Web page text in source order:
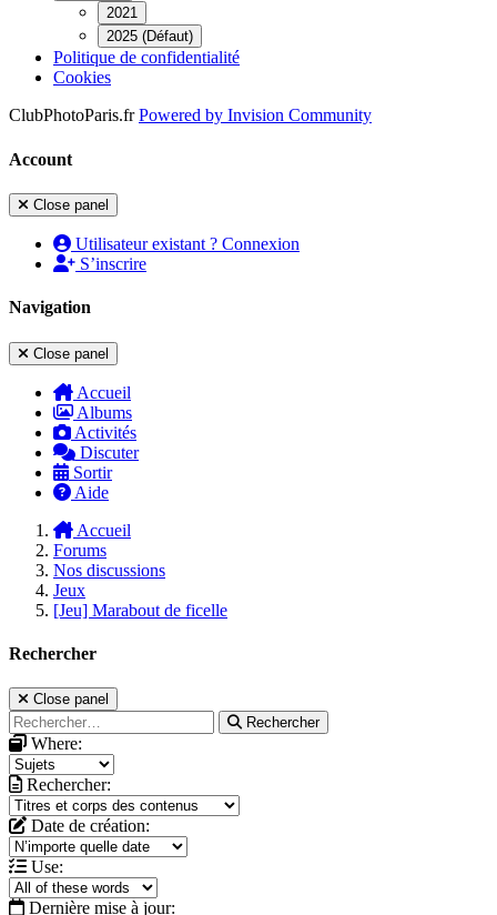
2021
2025 (Défaut)
Politique de confidentialité
Cookies
ClubPhotoParis.fr Powered by Invision Community
Account
Close panel
Utilisateur existant ? Connexion
S’inscrire
Navigation
Close panel
Accueil
Albums
Activités
Discuter
Sortir
Aide
Accueil
Forums
Nos discussions
Jeux
[Jeu] Marabout de ficelle
Rechercher
Close panel
Rechercher
Where:
Rechercher:
Date de création:
Use:
Dernière mise à jour: